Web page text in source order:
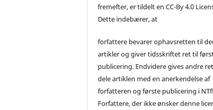
fremefter, er tildelt en CC-By 4.0
Dette indebærer, at
forfattere bevarer ophavsretten til
artikler og giver tidsskriftet ret til
publicering. Endvidere gives andre
dele artiklen med en anerkendelse af
forfatteren og første publicering i
Forfattere, der ikke ønsker denne